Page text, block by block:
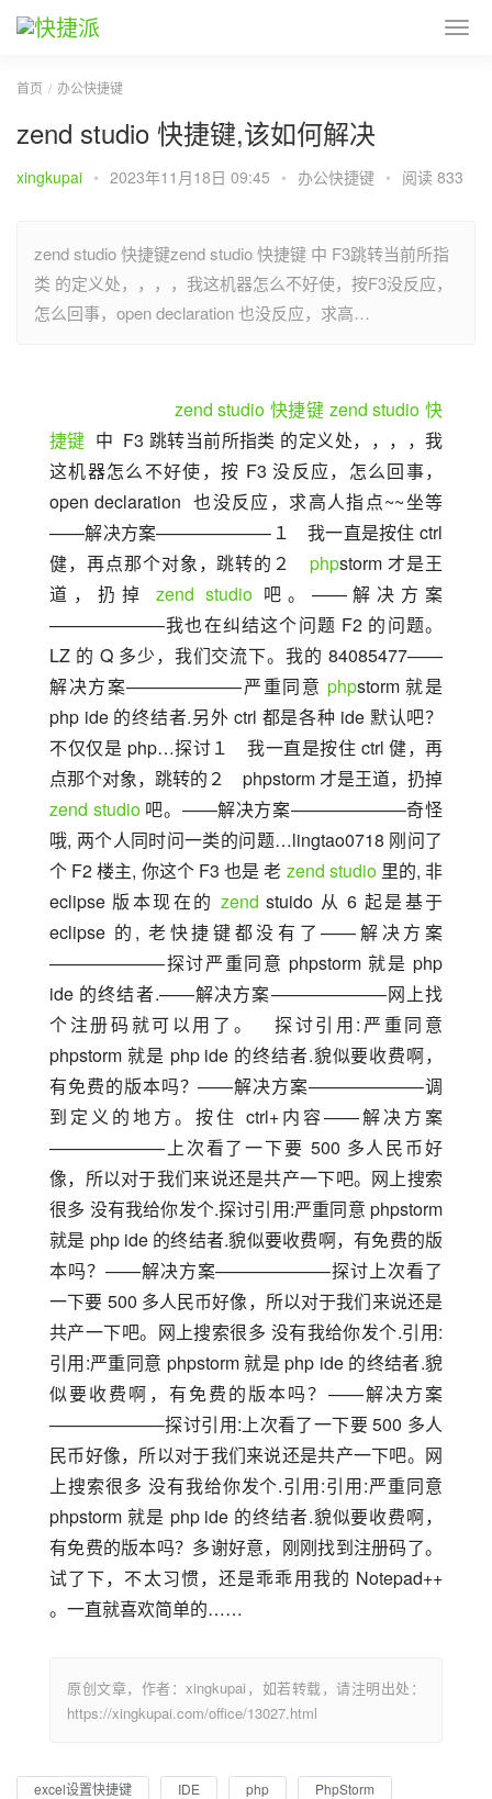
首页 办公快捷键
zend studio 快捷键,该如何解决
xingkupai • 2023年11月18日 09:45 • 办公快捷键 • 阅读 833
zend studio 快捷键zend studio 快捷键 中 F3跳转当前所指
类 的定义处，，，，我这机器怎么不好使，按F3没反应，
怎么回事，open declaration 也没反应，求高…
zend studio 快捷键 zend studio 快
捷键
  中  F3 跳转当前所指类 的定义处，，，，我
这机器怎么不好使，按 F3 没反应，怎么回事，
open declaration  也没反应，求高人指点~~坐等
——解决方案——————–１　我一直是按住 ctrl
健，再点那个对象，跳转的２ phpstorm 才是王
道，扔掉 zend studio 吧。——解决方案
——————–我也在纠结这个问题 F2 的问题。
LZ 的 Q 多少，我们交流下。我的 84085477——
解决方案——————–严重同意 phpstorm 就是
php ide 的终结者.另外 ctrl 都是各种 ide 默认吧？
不仅仅是 php…探讨１　我一直是按住 ctrl 健，再
zend studio 吧。——解决方案——————–奇怪
哦, 两个人同时问一类的问题…lingtao0718 刚问了
个 F2 楼主, 你这个 F3 也是 老 zend studio 里的, 非
eclipse 版本现在的 zend stuido 从 6 起是基于
eclipse 的, 老快捷键都没有了——解决方案
——————–探讨严重同意 phpstorm 就是 php
ide 的终结者.——解决方案——————–网上找
个注册码就可以用了。　探讨引用:严重同意
phpstorm 就是 php ide 的终结者.貌似要收费啊，
有免费的版本吗？——解决方案——————–调
到定义的地方。按住 ctrl+内容——解决方案
——————–上次看了一下要 500 多人民币好
像，所以对于我们来说还是共产一下吧。网上搜索
很多 没有我给你发个.探讨引用:严重同意 phpstorm
就是 php ide 的终结者.貌似要收费啊，有免费的版
本吗？——解决方案——————–探讨上次看了
一下要 500 多人民币好像，所以对于我们来说还是
共产一下吧。网上搜索很多 没有我给你发个.引用:
引用:严重同意 phpstorm 就是 php ide 的终结者.貌
似要收费啊，有免费的版本吗？——解决方案
——————–探讨引用:上次看了一下要 500 多人
民币好像，所以对于我们来说还是共产一下吧。网
上搜索很多 没有我给你发个.引用:引用:严重同意
phpstorm 就是 php ide 的终结者.貌似要收费啊，
有免费的版本吗？多谢好意，刚刚找到注册码了。
试了下，不太习惯，还是乖乖用我的 Notepad++
。一直就喜欢简单的……
原创文章，作者：xingkupai，如若转载，请注明出处：
https://xingkupai.com/office/13027.html
excel设置快捷键 IDE php
PhpStorm